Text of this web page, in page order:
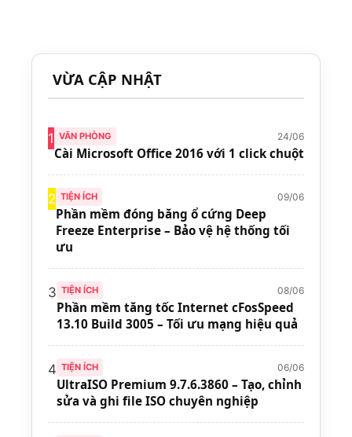
VỪA CẬP NHẬT
1 VĂN PHÒNG 24/06
Cài Microsoft Office 2016 với 1 click chuột
2 TIỆN ÍCH 09/06
Phần mềm đóng băng ổ cứng Deep
Freeze Enterprise – Bảo vệ hệ thống tối
ưu
3 TIỆN ÍCH 08/06
Phần mềm tăng tốc Internet cFosSpeed
13.10 Build 3005 – Tối ưu mạng hiệu quả
4 TIỆN ÍCH 06/06
UltraISO Premium 9.7.6.3860 – Tạo, chỉnh
sửa và ghi file ISO chuyên nghiệp